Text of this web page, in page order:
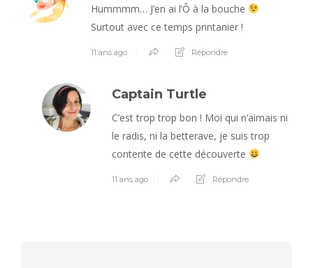
Hummmm… J’en ai l’Ô à la bouche
Surtout avec ce temps printanier !
11 ans ago Répondre
Captain Turtle
C’est trop trop bon ! Moi qui n’aimais ni
le radis, ni la betterave, je suis trop
contente de cette découverte
11 ans ago Répondre